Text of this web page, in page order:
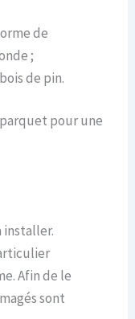
de
;
de pin.
pour une
installer.
Afin de le
sont